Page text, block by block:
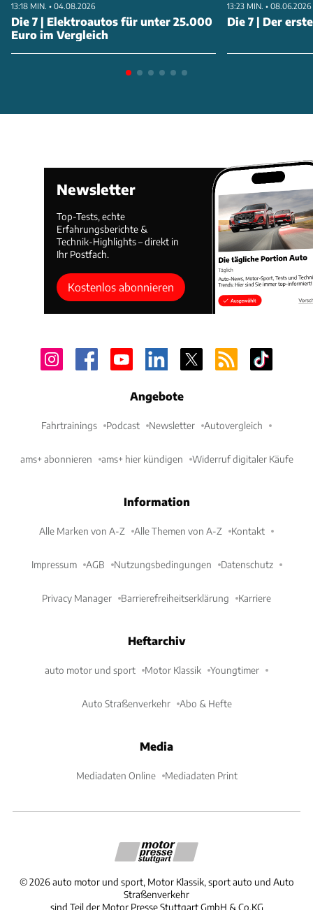
13:18 MIN. • 04.08.2026
Die 7 | Elektroautos für unter 25.000
Euro im Vergleich
13:23 MIN. • 08.06.2026
Die 7 | Der
Newsletter
Top-Tests, echte
Erfahrungsberichte &
Technik-Highlights – direkt in
Ihr Postfach.
Kostenlos abonnieren
Angebote
Fahrtrainings Podcast Newsletter Autovergleich
ams+ abonnieren ams+ hier kündigen Widerruf digitaler Käufe
Information
Alle Marken von A-Z Alle Themen von A-Z Kontakt
Impressum AGB Nutzungsbedingungen Datenschutz
Privacy Manager Barrierefreiheitserklärung Karriere
Heftarchiv
auto motor und sport Motor Klassik Youngtimer
Auto Straßenverkehr Abo & Hefte
Media
Mediadaten Online Mediadaten Print
©2026 auto motor und sport, Motor Klassik, sport auto und Auto
Straßenverkehr
sind Teil der Motor Presse Stuttgart GmbH & Co.KG